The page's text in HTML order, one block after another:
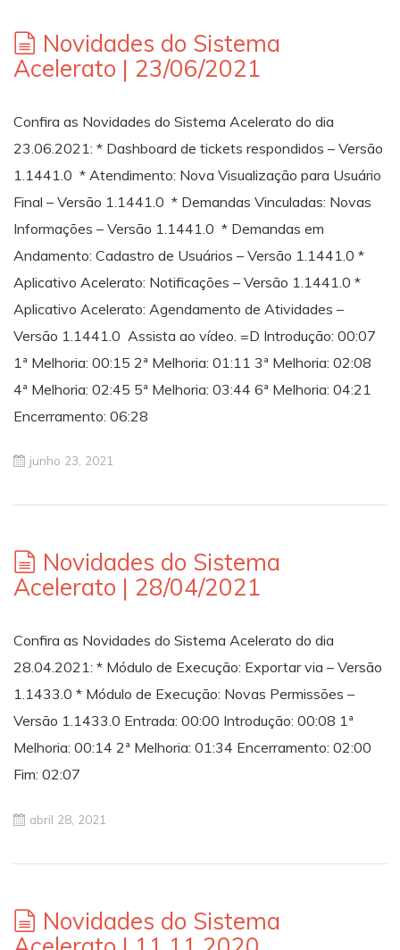
Novidades do Sistema
Acelerato | 23/06/2021
Confira as Novidades do Sistema Acelerato do dia
23.06.2021: * Dashboard de tickets respondidos – Versão
1.1441.0 * Atendimento: Nova Visualização para Usuário
Final – Versão 1.1441.0 * Demandas Vinculadas: Novas
Informações – Versão 1.1441.0 * Demandas em
Andamento: Cadastro de Usuários – Versão 1.1441.0 *
Aplicativo Acelerato: Notificações – Versão 1.1441.0 *
Aplicativo Acelerato: Agendamento de Atividades –
Versão 1.1441.0 Assista ao vídeo. =D Introdução: 00:07
1ª Melhoria: 00:15 2ª Melhoria: 01:11 3ª Melhoria: 02:08
4ª Melhoria: 02:45 5ª Melhoria: 03:44 6ª Melhoria: 04:21
Encerramento: 06:28
junho 23, 2021
Novidades do Sistema
Acelerato | 28/04/2021
Confira as Novidades do Sistema Acelerato do dia
28.04.2021: * Módulo de Execução: Exportar via – Versão
1.1433.0 * Módulo de Execução: Novas Permissões –
Versão 1.1433.0 Entrada: 00:00​​​​​​​​ Introdução: 00:08 1ª
Melhoria: 00:14 2ª Melhoria: 01:34 Encerramento: 02:00
Fim: 02:07
abril 28, 2021
Novidades do Sistema